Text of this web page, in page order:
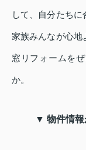
して、自分たちに
家族みんなが心地
窓リフォームを
か。
▼ 物件情報